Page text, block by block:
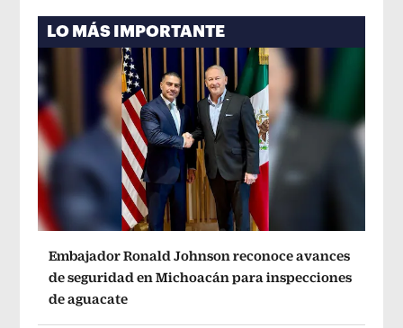
LO MÁS IMPORTANTE
Embajador Ronald Johnson reconoce avances
de seguridad en Michoacán para inspecciones
de aguacate